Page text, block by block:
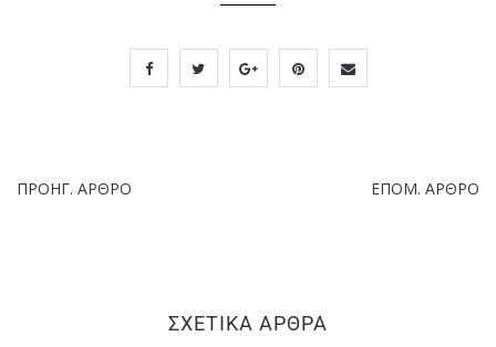
ΠΡΟΗΓ. ΆΡΘΡΟ ΕΠΌΜ. ΆΡΘΡΟ
ΣΧΕΤΙΚΆ ΆΡΘΡΑ